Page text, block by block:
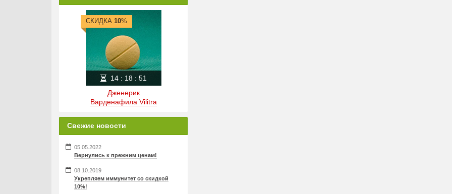
Дженерик
Варденафила Vilitra
СКИДКА 10%
14: 18: 51
Свежие новости
05.05.2022
Вернулись к прежним ценам!
08.10.2019
Укрепляем иммунитет со скидкой
10%!